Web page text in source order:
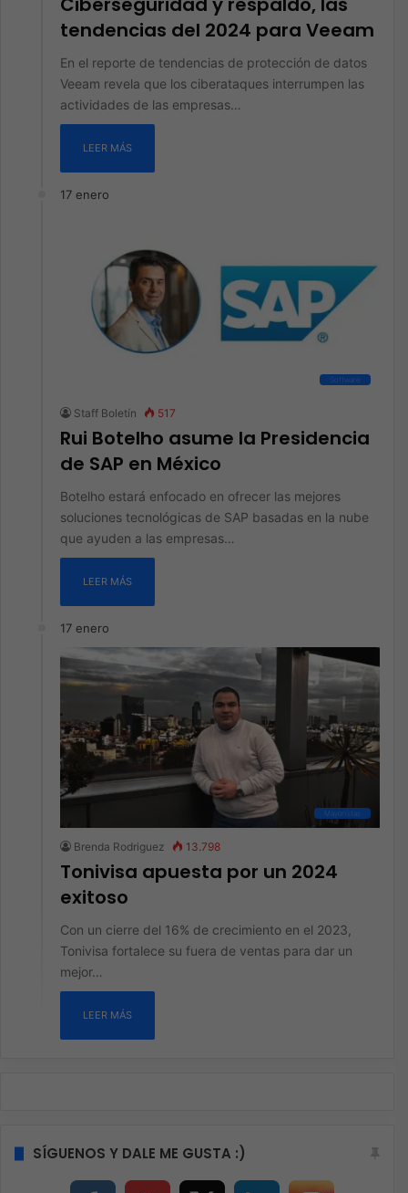
tendencias del 2024 para Veeam
En el reporte de tendencias de protección de datos
Veeam revela que los ciberataques interrumpen las
actividades de las empresas…
LEER MÁS
17 enero
Software
Staff Boletín 517
Rui Botelho asume la Presidencia
de SAP en México
Botelho estará enfocado en ofrecer las mejores
soluciones tecnológicas de SAP basadas en la nube
que ayuden a las empresas…
LEER MÁS
17 enero
Mayoristas
Brenda Rodriguez 13.798
Tonivisa apuesta por un 2024
exitoso
Con un cierre del 16% de crecimiento en el 2023,
Tonivisa fortalece su fuera de ventas para dar un
mejor…
LEER MÁS
SÍGUENOS Y DALE ME GUSTA :)